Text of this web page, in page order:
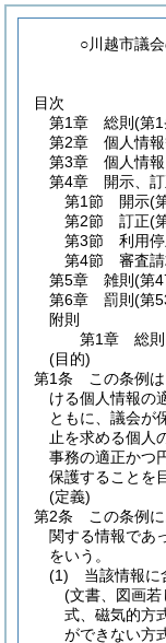
○川越市議
目次
第1章
総則 (第
第2章
個人情
第3章
個人情
第4章
開示、
第1節
開示(
第2節
訂正(
第3節
利用
第4節
審査
第5章
雑則 (第
第6章
罰則 (第
附則
第1章
総則
(目的)
第1条
この条例
ける個人情報の
ともに、議会が
止を求める個人
事務の適正かつ
保護することを
(定義)
第2条
この条例
関する情報であ
をいう。
(1)
当該情報に
(文書、図画
式、磁気的方
ができない方